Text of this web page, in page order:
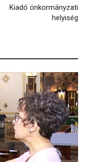
Kiadó önkormányzati
helyiség